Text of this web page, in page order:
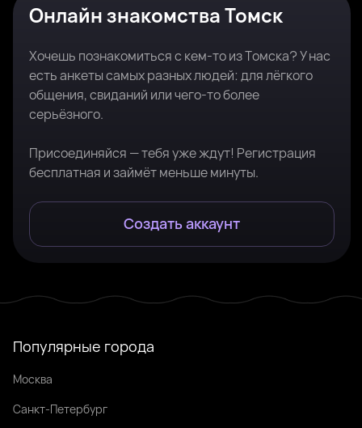
Онлайн знакомства Томск
Хочешь познакомиться с кем-то из Томска? У нас
есть анкеты самых разных людей: для лёгкого
общения, свиданий или чего-то более
серьёзного.
Присоединяйся — тебя уже ждут! Регистрация
бесплатная и займёт меньше минуты.
Создать аккаунт
Популярные города
Москва
Санкт-Петербург